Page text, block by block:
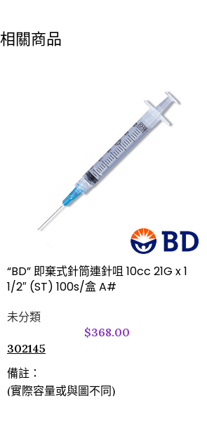
相關商品
“BD” 即棄式針筒連針咀 10cc 21G x 1
1/2″ (ST) 100s/盒 A#
未分類
$368.00
302145
備註：
(實際容量或與圖不同)